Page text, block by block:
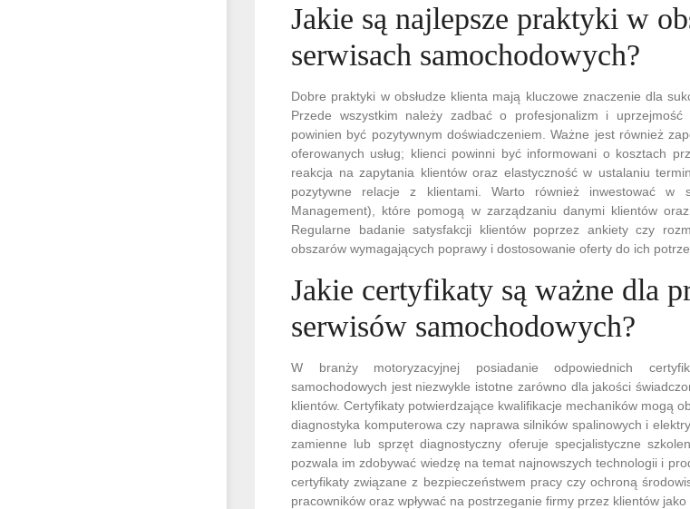
Jakie są najlepsze praktyki w
serwisach samochodowych?
Dobre praktyki w obsłudze klienta mają kluczowe znaczenie dla
Przede wszystkim należy zadbać o profesjonalizm i
powinien być pozytywnym doświadczeniem. Ważne jest również
oferowanych usług; klienci powinni być informowani o kosztach
reakcja na zapytania klientów oraz elastyczność w ustalaniu
pozytywne relacje z klientami. Warto również inwestować w
Management), które pomogą w zarządzaniu danymi klientów
Regularne badanie satysfakcji klientów poprzez ankiety czy
obszarów wymagających poprawy i dostosowanie oferty do ich
Jakie certyfikaty są ważne dla
serwisów samochodowych?
W branży motoryzacyjnej posiadanie odpowiednich
samochodowych jest niezwykle istotne zarówno dla jakości
klientów. Certyfikaty potwierdzające kwalifikacje mechaników mogą
diagnostyka komputerowa czy naprawa silników spalinowych i
zamienne lub sprzęt diagnostyczny oferuje specjalistyczne
pozwala im zdobywać wiedzę na temat najnowszych technologii i
certyfikaty związane z bezpieczeństwem pracy czy ochroną
pracowników oraz wpływać na postrzeganie firmy przez klientów jako